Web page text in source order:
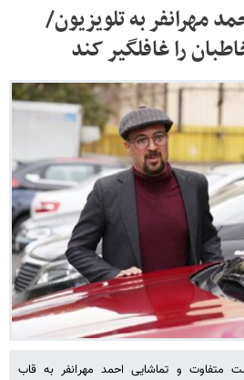
مهرانفر به تلویزیون/
را غافلگیر کند
متفاوت و تماشایی احمد مهرانفر به قاب